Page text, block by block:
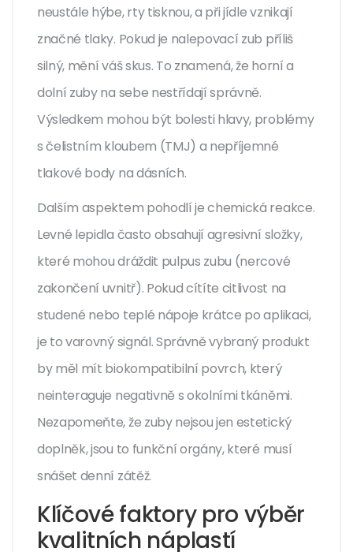
neustále hýbe, rty tisknou, a při jídle vznikají
značné tlaky. Pokud je nalepovací zub příliš
silný, mění váš skus. To znamená, že horní a
dolní zuby na sebe nestřídají správně.
Výsledkem mohou být bolesti hlavy, problémy
s čelistním kloubem (TMJ) a nepříjemné
tlakové body na dásních.
Dalším aspektem pohodlí je chemická reakce.
Levné lepidla často obsahují agresivní složky,
které mohou dráždit pulpus zubu (nercové
zakončení uvnitř). Pokud cítíte citlivost na
studené nebo teplé nápoje krátce po aplikaci,
je to varovný signál. Správně vybraný produkt
by měl mít biokompatibilní povrch, který
neinteraguje negativně s okolními tkáněmi.
Nezapomeňte, že zuby nejsou jen estetický
doplněk, jsou to funkční orgány, které musí
snášet denní zátěž.
Klíčové faktory pro výběr
kvalitních náplastí